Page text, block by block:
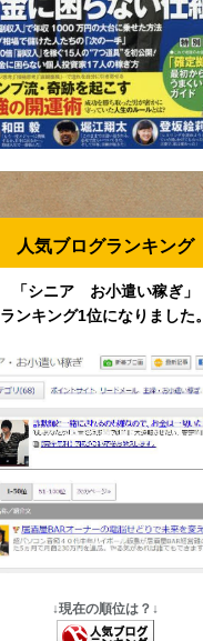
人気ブログランキング
「シニア お小遣い稼ぎ」
ランキング1位になりました。
↓現在の順位は？↓